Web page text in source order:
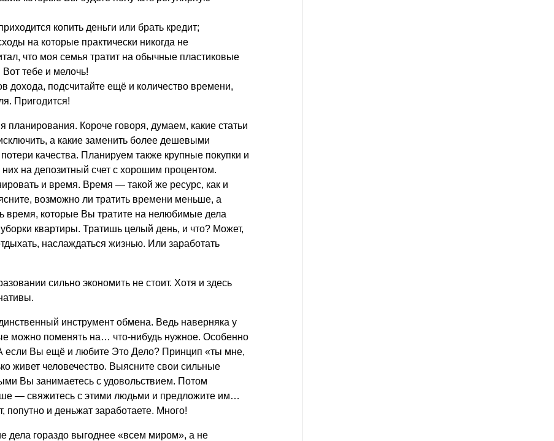
копить деньги или брать кредит;
на которые практически никогда не
что моя семья тратит на обычные пластиковые
тебе и мелочь!
дохода, подсчитайте ещё и количество времени,
Пригодится!
планирования. Короче говоря, думаем, какие статьи
а какие заменить более дешевыми
качества. Планируем также крупные покупки и
на депозитный счет с хорошим процентом.
и время. Время — такой же ресурс, как и
возможно ли тратить времени меньше, а
время, которые Вы тратите на нелюбимые дела
квартиры. Тратишь целый день, и что? Может,
наслаждаться жизнью. Или заработать
сильно экономить не стоит. Хотя и здесь
инструмент обмена. Ведь наверняка у
можно поменять на… что-нибудь нужное. Особенно
А если Вы ещё и любите Это Дело? Принцип «ты мне,
живет человечество. Выясните свои сильные
Вы занимаетесь с удовольствием. Потом
— свяжитесь с этими людьми и предложите им…
попутно и деньжат заработаете. Много!
дела гораздо выгоднее «всем миром», а не